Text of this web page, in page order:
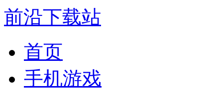
前沿下载站
首页
手机游戏